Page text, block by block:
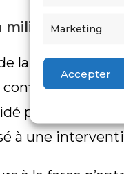
Marketing
Accepter
sera-t-
crise au Niger,
par le
pour le
à une